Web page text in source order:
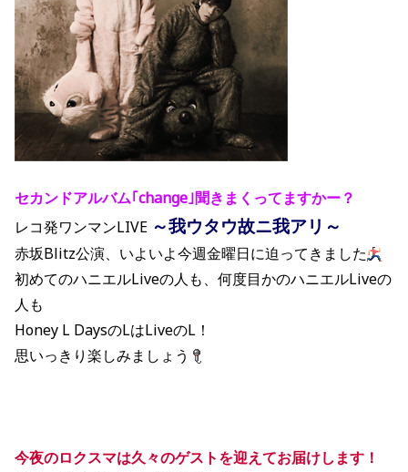
セカンドアルバム｢change｣聞きまくってますかー？
レコ発ワンマンLIVE ～我ウタウ故ニ我アリ～
赤坂Blitz公演、いよいよ今週金曜日に迫ってきました
初めてのハニエルLiveの人も、何度目かのハニエルLiveの
人も
Honey L DaysのLはLiveのL！
思いっきり楽しみましょう
今夜のロクスマは久々のゲストを迎えてお届けします！